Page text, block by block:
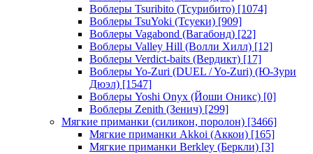
Воблеры Tsuribito (Тсурибито) [1074]
Воблеры TsuYoki (Тсуеки) [909]
Воблеры Vagabond (Вагабонд) [22]
Воблеры Valley Hill (Волли Хилл) [12]
Воблеры Verdict-baits (Вердикт) [17]
Воблеры Yo-Zuri (DUEL / Yo-Zuri) (Ю-Зури
Дюэл) [1547]
Воблеры Yoshi Onyx (Йоши Оникс) [0]
Воблеры Zenith (Зенич) [299]
Мягкие приманки (силикон, поролон) [3466]
Мягкие приманки Akkoi (Аккои) [165]
Мягкие приманки Berkley (Беркли) [3]